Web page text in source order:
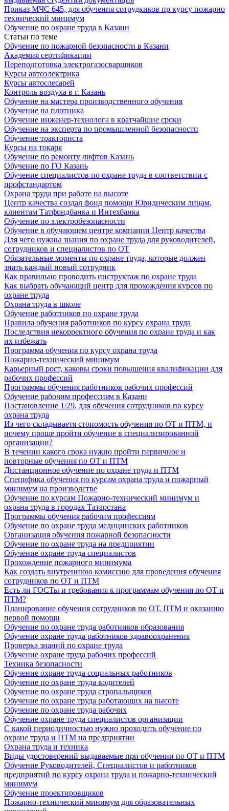
Приказ МЧС 645, для обучения сотрудкиков пр курсу пожарно
технический минимум
Обучение по охране труда в Казани
Статьи по теме
Обучение по пожарной безопасности в Казани
Академия сертификации
Переподготовка электрогазосварщиков
Курсы автоэлектрика
Курсы автослесарей
Контроль воздуха в г. Казань
Обучение на мастера производственного обучения
Обучение на плотника
Обучение инженер-технолога в кратчайшие сроки
Обучение на эксперта по промышленной безопасности
Обучение тракториста
Курсы на токаря
Обучение по ремонту лифтов Казань
Обучение по ГО Казань
Обучение специалистов по охране труда в соответствии с
профстандартом
Охрана труда при работе на высоте
Центр качества создал фонд помощи Юридическим лицам,
клиентам Татфондбанка и Интехбанка
Обучение по электробезопасности
Обучение в обучающем центре компании Центр качества
Для чего нужны знания по охране труда для руководителей,
сотрудников и специалистов по ОТ
Обязательные моменты по охране труда, которые должен
знать каждый новый сотрудник
Как правильно проводить инструктаж по охране труда
Как выбрать обучающий центр для прохождения курсов по
охране труда
Охрана труда в школе
Обучение работников по охране труда
Правила обучения работников по курсу охрана труда
Последствия некорректного обучения по охране труда и как
их избежать
Программа обучения по курсу охрана труда
Пожарно-технический минимум
Карьерный рост, каковы сроки повышения квалификации для
рабочих профессий
Программы обучения работников рабочих профессий
Обучение рабочим профессиям в Казани
Постановление 1/29, для обучения сотрудников по курсу
охрана труда
Из чего складываетя стоиомость обучения по ОТ и ПТМ, и
почему проще пройти обучение в специализированной
организации?
В течении какого срока нужно пройти первичное и
повторные обучения по ОТ и ПТМ
Дистанционное обучение по охране труда и ПТМ
Специфика обучения по курсам охрана труда и пожарный
минимум на производстве
Обучение по курсам Пожарно-технический минимум и
охрана труда в городах Татарстана
Программы обучения рабочим профессиям
Обучение по охране труда медицинских работников
Организация обучения пожарной безопасности
Обучение по охране труда на предприятии
Обучение охране труда специалистов
Прохождение пожарного минимума
Как создать внутреннюю комиссию для проведения обучения
сотрудников по ОТ и ПТМ
Есть ли ГОСТы и требования к программам обучения по ОТ и
ПТМ?
Планирование обучения сотрудников по ОТ, ПТМ и оказанию
первой помощи
Обучение по охране труда работников образования
Обучение охране труда работников здравоохранения
Проверка знаний по охране труда
Обучение охране труда рабочих профессий
Техника безопасности
Обучение охране труда социальных работников
Обучение по охране труда водителей
Обучение по охране труда стропальщиков
Обучение по охране труда работающих на высоте
Обучение по охране труда рабочих
Обучение охране труда специалистов организации
С какой периодичностью нужно проходить обучение по
охране труда и ПТМ на предприятии
Охрана труда и техника
Виды удостоверений выдаваемые при обучении по ОТ и ПТМ
Обучение Руководителей, Специалистов и работников
предприятий по курсу охрана труда и пожарно-технический
минимум
Обучение проектировщиков
Пожарно-технический минимум для образовательных